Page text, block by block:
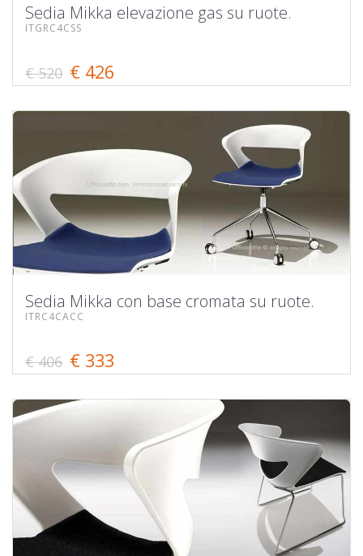
Sedia Mikka elevazione gas su ruote.
ITGRC4CSS
€ 520 € 426
Sedia Mikka con base cromata su ruote.
ITRC4CACC
€ 406 € 333